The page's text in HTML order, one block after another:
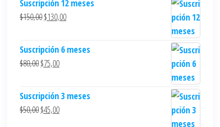
Suscripción 12 meses
$150,00$130,00
Suscripción 6 meses
$80,00$75,00
Suscripción 3 meses
$50,00$45,00